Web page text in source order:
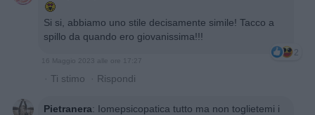
Si si, abbiamo uno stile decisamente simile! Tacco a
spillo da quando ero giovanissima!!!
2
16 Maggio 2023 alle ore 17:27
· Ti stimo · Rispondi
Pietranera: Iomepsicopatica tutto ma non toglietemi i